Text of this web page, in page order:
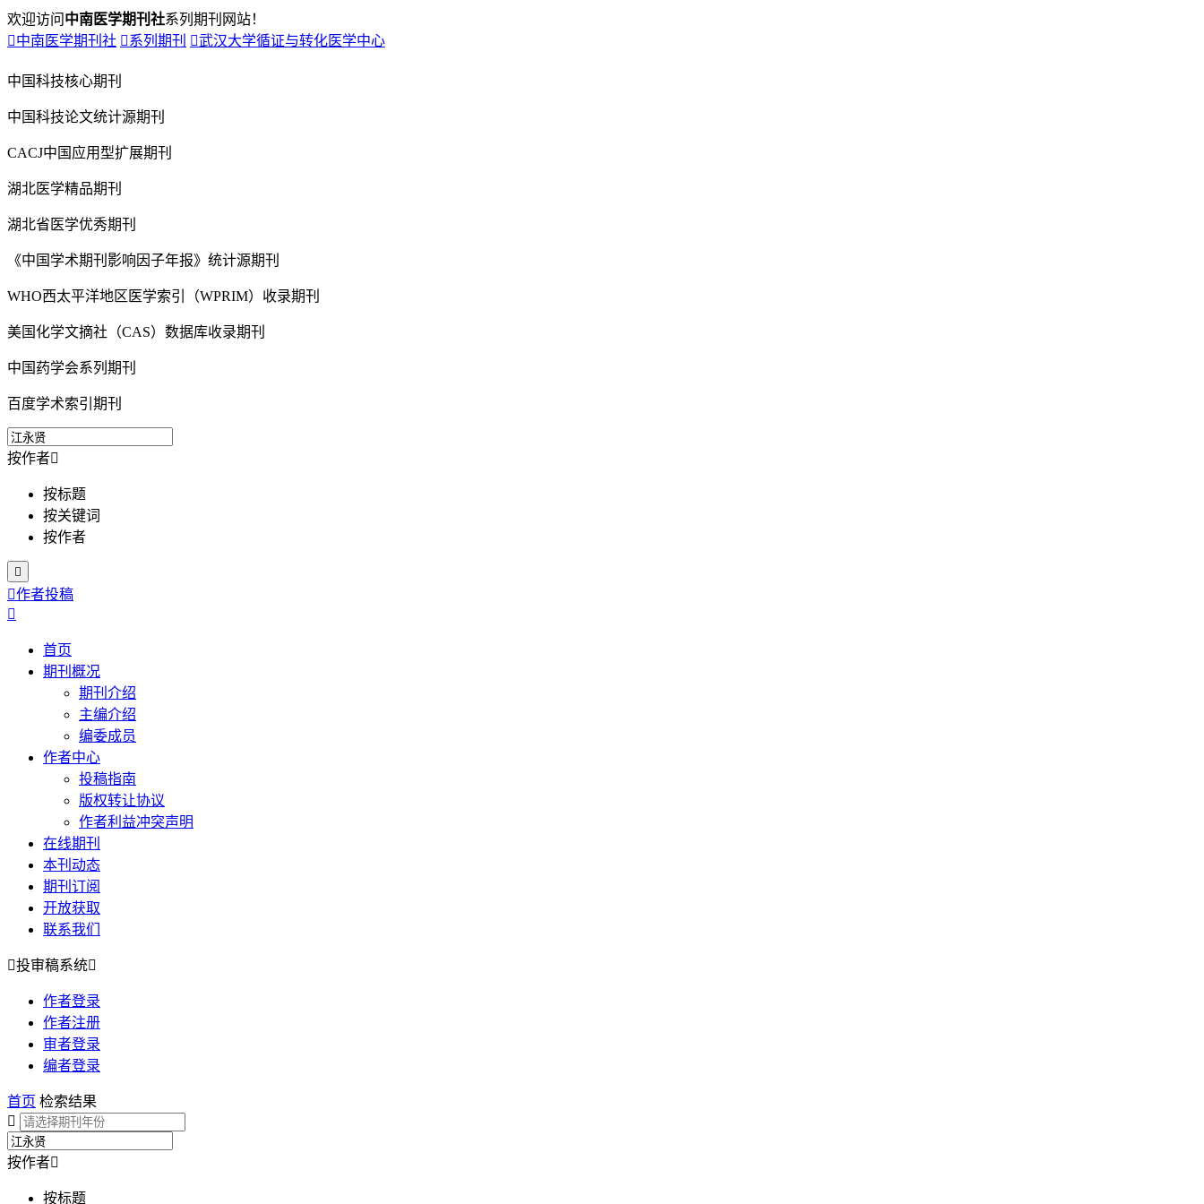
欢迎访问 中南医学期刊社系列期刊网站！
中南医学期刊社 系列期刊 武汉大学循证与转化医学中心
中国科技核心期刊
中国科技论文统计源期刊
CACJ中国应用型扩展期刊
湖北医学精品期刊
湖北省医学优秀期刊
《中国学术期刊影响因子年报》统计源期刊
WHO西太平洋地区医学索引（WPRIM）收录期刊
美国化学文摘社（CAS）数据库收录期刊
中国药学会系列期刊
百度学术索引期刊
按作者
按标题
按关键词
按作者

作者投稿

首页
期刊概况
期刊介绍
主编介绍
编委成员
作者中心
投稿指南
版权转让协议
作者利益冲突声明
在线期刊
本刊动态
期刊订阅
开放获取
联系我们
投审稿系统
作者登录
作者注册
审者登录
编者登录
首页 检索结果

按作者
按标题